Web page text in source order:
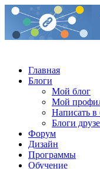
Главная
Блоги
Мой блог
Мой
Написать в
Блоги
Форум
Дизайн
Программы
Обучение